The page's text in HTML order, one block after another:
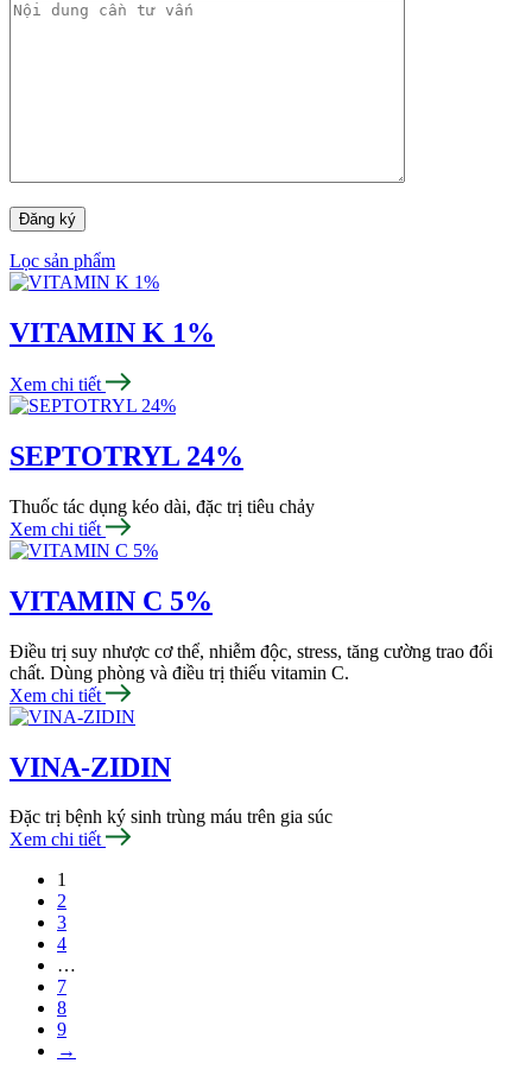
Lọc sản phẩm
VITAMIN K 1%
Xem chi tiết
SEPTOTRYL 24%
Thuốc tác dụng kéo dài, đặc trị tiêu chảy
Xem chi tiết
VITAMIN C 5%
Điều trị suy nhược cơ thể, nhiễm độc, stress, tăng cường trao đổi
chất. Dùng phòng và điều trị thiếu vitamin C.
Xem chi tiết
VINA-ZIDIN
Đặc trị bệnh ký sinh trùng máu trên gia súc
Xem chi tiết
1
2
3
4
…
7
8
9
→